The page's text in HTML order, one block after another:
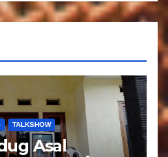
TALKSHOW
Asal